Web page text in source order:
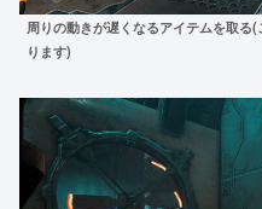
周りの動きが遅くなるアイテムを取る
ります)